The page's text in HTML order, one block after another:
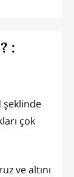
:
şeklinde
çok
ve altını